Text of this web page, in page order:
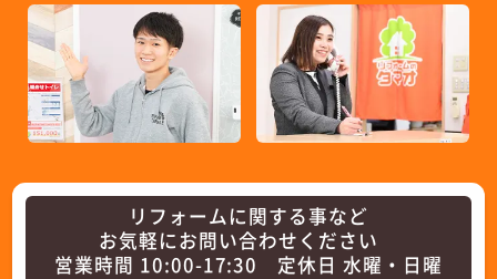
リフォームに関する事など
お気軽にお問い合わせください
営業時間 10:00-17:30 定休日 水曜・日曜